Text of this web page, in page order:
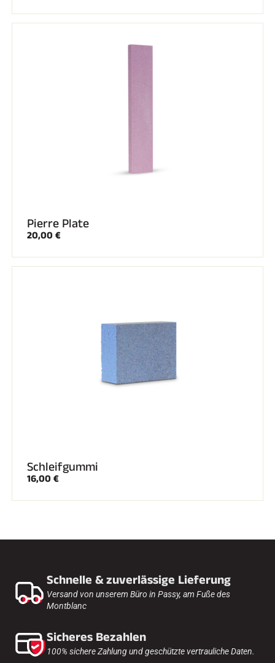
Pierre Plate
20,00 €
Schleifgummi
16,00 €
Schnelle & zuverlässige Lieferung
Versand von unserem Büro in Passy, am Fuße des
Montblanc
Sicheres Bezahlen
100% sichere Zahlung und geschützte vertrauliche Daten.